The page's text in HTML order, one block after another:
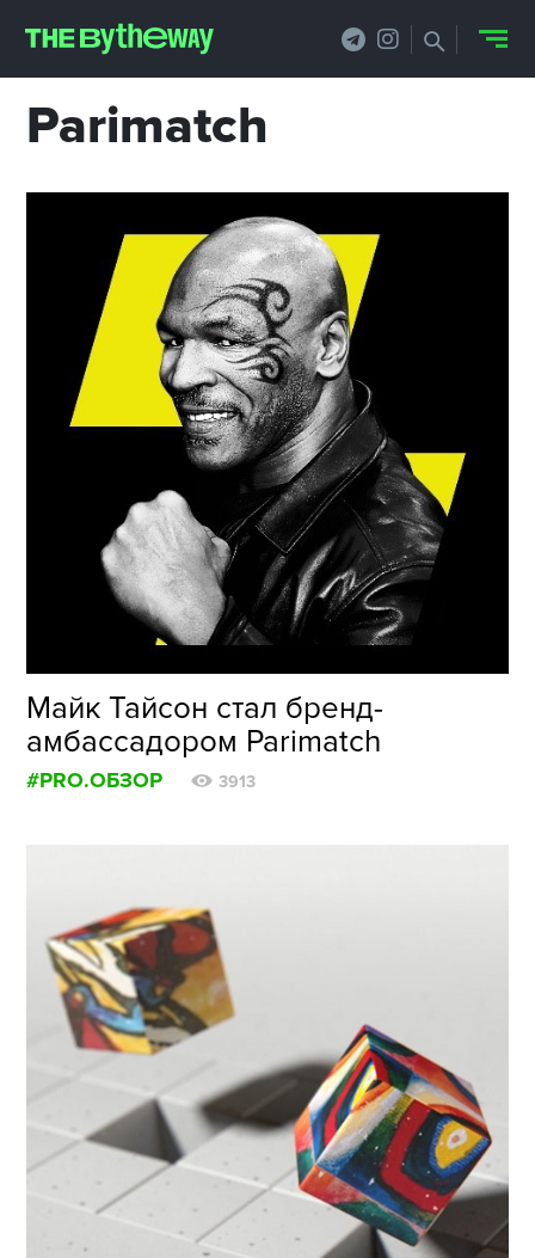
Parimatch
Майк Тайсон стал бренд-
амбассадором Parimatch
#PRO.ОБЗОР 3913
НОВОСТИ
PRO.ОБЗОР
КЕЙСЫ
ФИЛОСОФИЯ
КРЕАТИВА
БИЗНЕС И
ТЕХНОЛОГИИ
ФЕСТИВАЛИ
ФОТОГРАФИЯ
ТИПОГРАФИКА
ИСТОРИИ БРЕНДОВ
О ПРОЕКТЕ
РЕКЛАМА